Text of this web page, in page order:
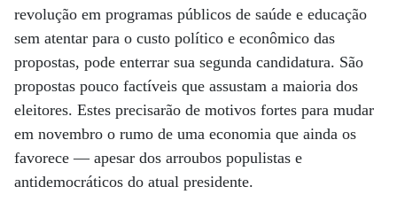
revolução em programas públicos de saúde e educação
sem atentar para o custo político e econômico das
propostas, pode enterrar sua segunda candidatura. São
propostas pouco factíveis que assustam a maioria dos
eleitores. Estes precisarão de motivos fortes para mudar
em novembro o rumo de uma economia que ainda os
favorece — apesar dos arroubos populistas e
antidemocráticos do atual presidente.